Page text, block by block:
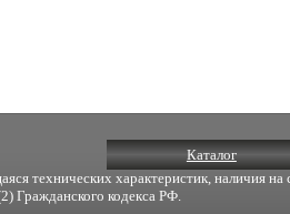
Каталог
технических характеристик, наличия
Гражданского кодекса РФ.